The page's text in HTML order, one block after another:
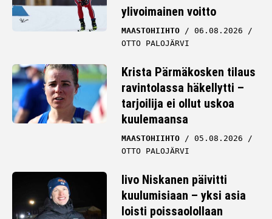
ylivoimainen voitto
MAASTOHIIHTO
06.08.2026
OTTO PALOJÄRVI
Krista Pärmäkosken tilaus
ravintolassa häkellytti –
tarjoilija ei ollut uskoa
kuulemaansa
MAASTOHIIHTO
05.08.2026
OTTO PALOJÄRVI
Iivo Niskanen päivitti
kuulumisiaan – yksi asia
loisti poissaolollaan